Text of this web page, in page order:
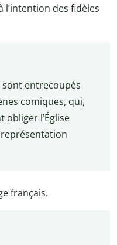
l’intention des fidèles
sont entrecoupés
comiques, qui,
obliger l’Église
français.